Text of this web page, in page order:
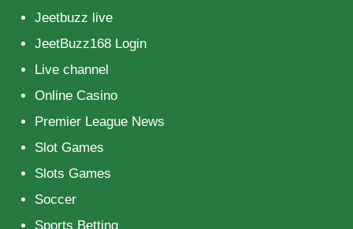
Jeetbuzz live
JeetBuzz168 Login
Live channel
Online Casino
Premier League News
Slot Games
Slots Games
Soccer
Sports Betting